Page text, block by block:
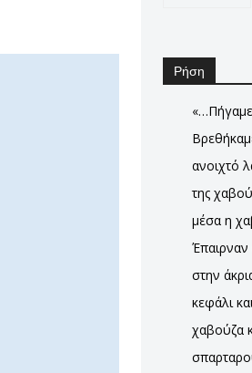
Ρήση
ανοιχτό
της
μέσα η
Έπαιρναν
στην
κεφάλι
χαβούζα